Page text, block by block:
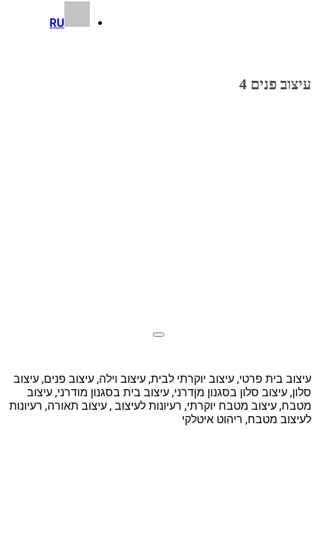
RU
עיצוב פנים 4
עיצוב בית פרטי, עיצוב יוקרתי לבית, עיצוב וילה, עיצוב פנים, עיצוב
סלון, עיצוב סלון בסגנון מןדרני, עיצוב בית בסגנון מודרני, עיצוב
מטבח, עיצוב מטבח יוקרתי, רעיונות לעיצוב , עיצוב תאורה, רעיונות
לעיצוב מטבח, ריהוט איטלקי